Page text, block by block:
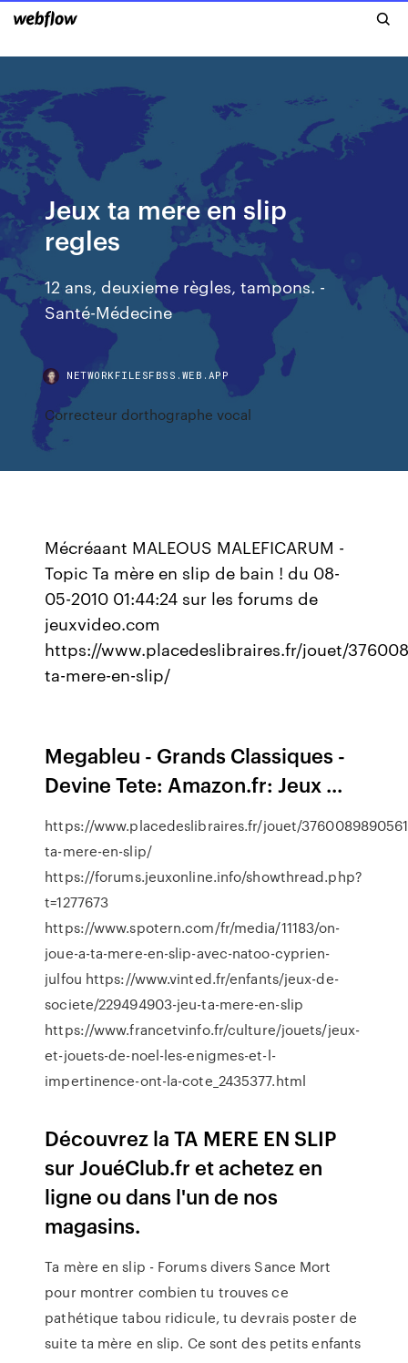
Jeux ta mere en slip
regles
12 ans, deuxieme règles, tampons. -
Santé-Médecine
NETWORKFILESFBSS.WEB.APP
Correcteur dorthographe vocal
Mécréaant MALEOUS MALEFICARUM -
Topic Ta mère en slip de bain ! du 08-
05-2010 01:44:24 sur les forums de
jeuxvideo.com
https://www.placedeslibraires.fr/jouet/
ta-mere-en-slip/
Megableu - Grands Classiques -
Devine Tete: Amazon.fr: Jeux ...
https://www.placedeslibraires.fr/jouet/
ta-mere-en-slip/
https://forums.jeuxonline.info/showthread.php?
t=1277673
https://www.spotern.com/fr/media/11183/on-
joue-a-ta-mere-en-slip-avec-natoo-cyprien-
julfou https://www.vinted.fr/enfants/jeux-de-
societe/229494903-jeu-ta-mere-en-slip
https://www.francetvinfo.fr/culture/jouets/jeux-
et-jouets-de-noel-les-enigmes-et-l-
impertinence-ont-la-cote_2435377.html
Découvrez la TA MERE EN SLIP
sur JouéClub.fr et achetez en
ligne ou dans l'un de nos
magasins.
Ta mère en slip - Forums divers Sance Mort
pour montrer combien tu trouves ce
pathétique tabou ridicule, tu devrais poster de
suite ta mère en slip. Ce sont des petits enfants